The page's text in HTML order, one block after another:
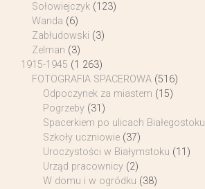
Sołowiejczyk (123)
Wanda (6)
Zabłudowski (3)
Zelman (3)
1915-1945 (1 263)
FOTOGRAFIA SPACEROWA (516)
Odpoczynek za miastem (15)
Pogrzeby (31)
Spacerkiem po ulicach Białegostoku
Szkoły uczniowie (37)
Uroczystości w Białymstoku (11)
Urząd pracownicy (2)
W domu i w ogródku (38)